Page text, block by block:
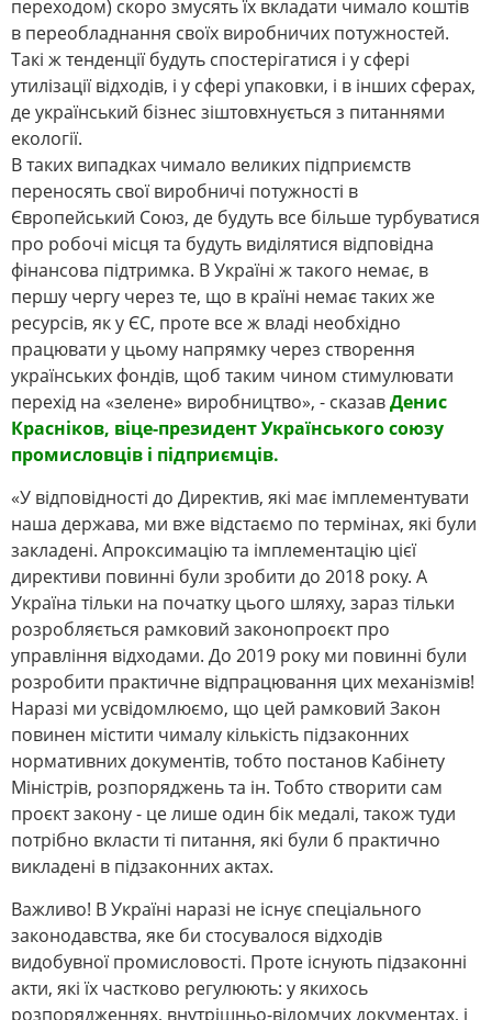
переходом) скоро змусять їх вкладати чимало коштів
в переобладнання своїх виробничих потужностей.
Такі ж тенденції будуть спостерігатися і у сфері
утилізації відходів, і у сфері упаковки, і в інших сферах,
де український бізнес зіштовхнується з питаннями
екології.
В таких випадках чимало великих підприємств
переносять свої виробничі потужності в
Європейський Союз, де будуть все більше турбуватися
про робочі місця та будуть виділятися відповідна
фінансова підтримка. В Україні ж такого немає, в
першу чергу через те, що в країні немає таких же
ресурсів, як у ЄС, проте все ж владі необхідно
працювати у цьому напрямку через створення
українських фондів, щоб таким чином стимулювати
перехід на «зелене» виробництво», - сказавДенис
Красніков, віце-президент Українського союзу
промисловців і підприємців.
«У відповідності до Директив, які має імплементувати
наша держава, ми вже відстаємо по термінах, які були
закладені. Апроксимацію та імплементацію цієї
директиви повинні були зробити до 2018 року. А
Україна тільки на початку цього шляху, зараз тільки
розробляється рамковий законопроєкт про
управління відходами. До 2019 року ми повинні були
розробити практичне відпрацювання цих механізмів!
Наразі ми усвідомлюємо, що цей рамковий Закон
повинен містити чималу кількість підзаконних
нормативних документів, тобто постанов Кабінету
Міністрів, розпоряджень та ін. Тобто створити сам
проєкт закону - це лише один бік медалі, також туди
потрібно вкласти ті питання, які були б практично
викладені в підзаконних актах.
Важливо! В Україні наразі не існує спеціального
законодавства, яке би стосувалося відходів
видобувної промисловості. Проте існують підзаконні
акти, які їх частково регулюють: у якихось
розпорядженнях, внутрішньо-відомчих документах, і